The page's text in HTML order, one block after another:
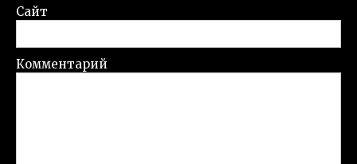
Сайт
Комментарий